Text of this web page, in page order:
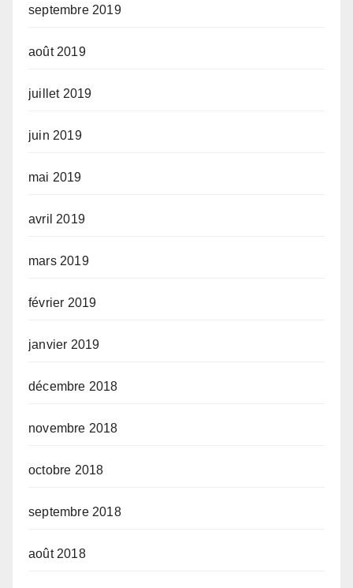
septembre 2019
août 2019
juillet 2019
juin 2019
mai 2019
avril 2019
mars 2019
février 2019
janvier 2019
décembre 2018
novembre 2018
octobre 2018
septembre 2018
août 2018